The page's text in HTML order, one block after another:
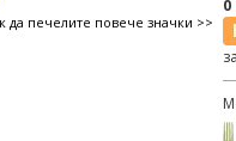
да печелите повече значки >>